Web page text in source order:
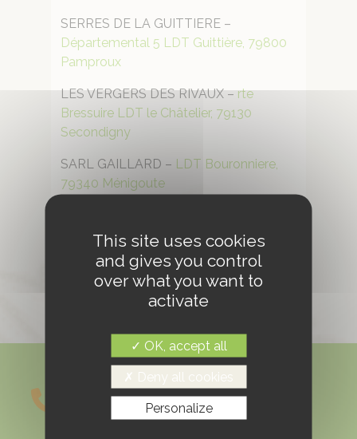
SERRES DE LA GUITTIERE –
Départemental 5 LDT Guittière, 79800
Pamproux
LES VERGERS DES RIVAUX –rte
Bressuire LDT le Châtelier, 79130
Secondigny
SARL GAILLARD – LDT Bouronniere,
79340 Ménigoute
Partagez cette information :
NOUS APPELER
05 49 69 06 25
This site uses cookies
and gives you control
over what you want to
activate
OK, accept all
Deny all cookies
Personalize